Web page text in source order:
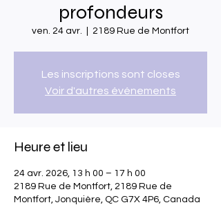
profondeurs
ven. 24 avr. 2189 Rue de Montfort
Les inscriptions sont closes
Voir d'autres événements
Heure et lieu
24 avr. 2026, 13 h 00 – 17 h 00
2189 Rue de Montfort, 2189 Rue de
Montfort, Jonquière, QC G7X 4P6, Canada